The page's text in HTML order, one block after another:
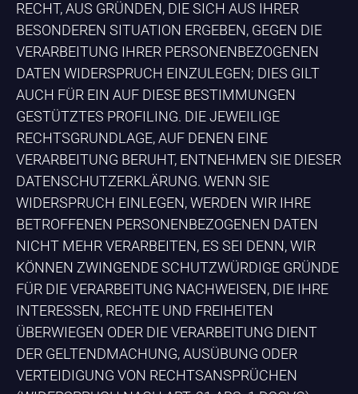
RECHT, AUS GRÜNDEN, DIE SICH AUS IHRER
BESONDEREN SITUATION ERGEBEN, GEGEN DIE
VERARBEITUNG IHRER PERSONENBEZOGENEN
DATEN WIDERSPRUCH EINZULEGEN; DIES GILT
AUCH FÜR EIN AUF DIESE BESTIMMUNGEN
GESTÜTZTES PROFILING. DIE JEWEILIGE
RECHTSGRUNDLAGE, AUF DENEN EINE
VERARBEITUNG BERUHT, ENTNEHMEN SIE DIESER
DATENSCHUTZERKLÄRUNG. WENN SIE
WIDERSPRUCH EINLEGEN, WERDEN WIR IHRE
BETROFFENEN PERSONENBEZOGENEN DATEN
NICHT MEHR VERARBEITEN, ES SEI DENN, WIR
KÖNNEN ZWINGENDE SCHUTZWÜRDIGE GRÜNDE
FÜR DIE VERARBEITUNG NACHWEISEN, DIE IHRE
INTERESSEN, RECHTE UND FREIHEITEN
ÜBERWIEGEN ODER DIE VERARBEITUNG DIENT
DER GELTENDMACHUNG, AUSÜBUNG ODER
VERTEIDIGUNG VON RECHTSANSPRÜCHEN